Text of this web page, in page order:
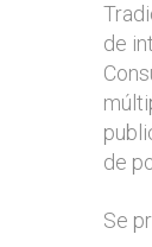
de
de
Se